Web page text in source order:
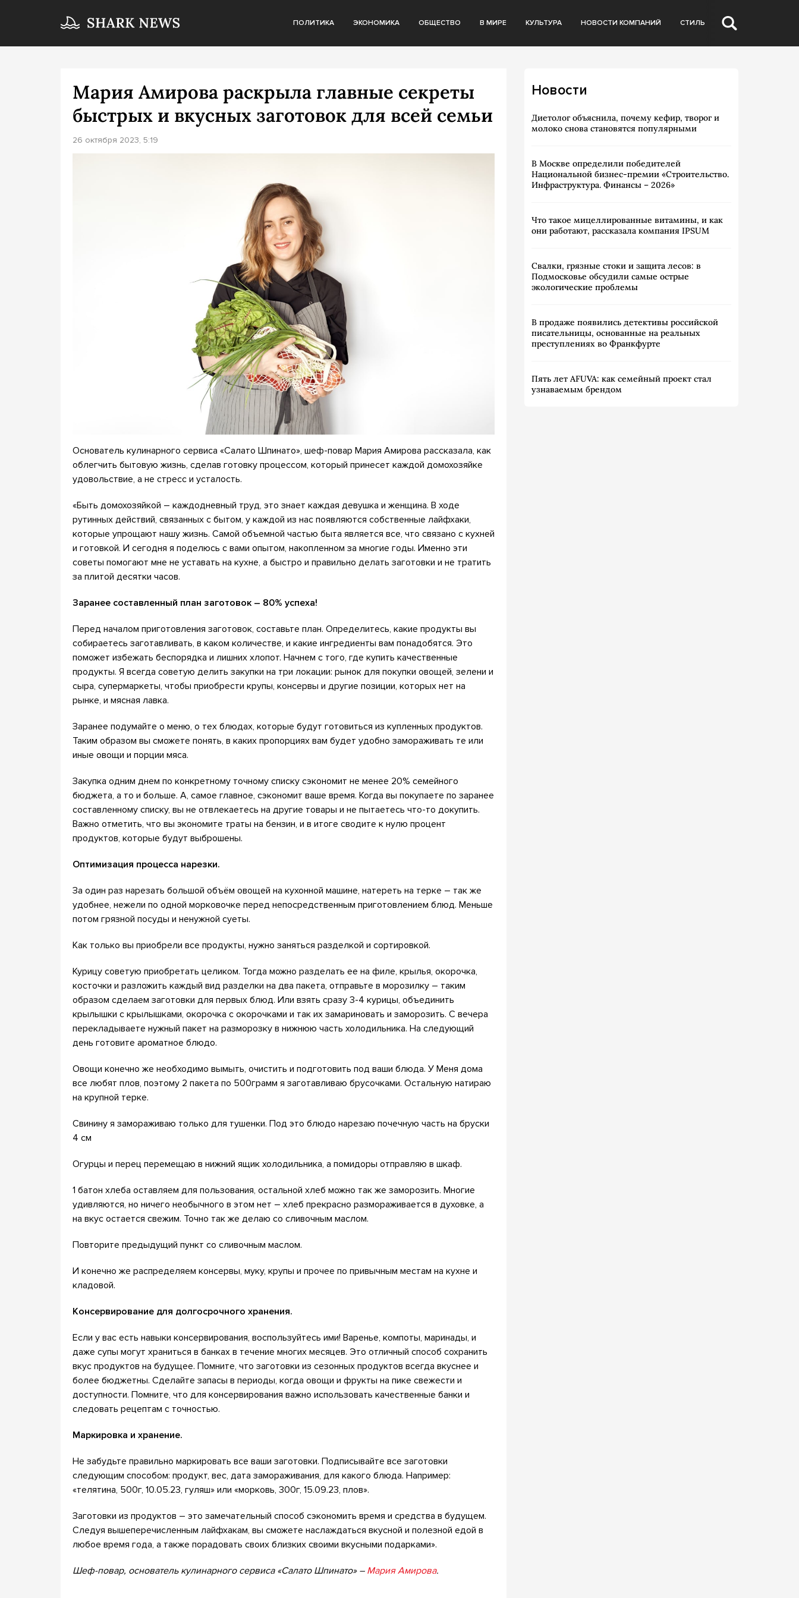
ПОЛИТИКА ЭКОНОМИКА ОБЩЕСТВО В МИРЕ КУЛЬТУРА НОВОСТИ КОМПАНИЙ СТИЛЬ
Мария Амирова раскрыла главные секреты
быстрых и вкусных заготовок для всей семьи
26 октября 2023, 5:19
Основатель кулинарного сервиса «Салато Шпинато», шеф-повар Мария Амирова рассказала, как
облегчить бытовую жизнь, сделав готовку процессом, который принесет каждой домохозяйке
удовольствие, а не стресс и усталость.
«Быть домохозяйкой – каждодневный труд, это знает каждая девушка и женщина. В ходе
рутинных действий, связанных с бытом, у каждой из нас появляются собственные лайфхаки,
которые упрощают нашу жизнь. Самой объемной частью быта является все, что связано с кухней
и готовкой. И сегодня я поделюсь с вами опытом, накопленном за многие годы. Именно эти
советы помогают мне не уставать на кухне, а быстро и правильно делать заготовки и не тратить
за плитой десятки часов.
Заранее составленный план заготовок – 80% успеха!
Перед началом приготовления заготовок, составьте план. Определитесь, какие продукты вы
собираетесь заготавливать, в каком количестве, и какие ингредиенты вам понадобятся. Это
поможет избежать беспорядка и лишних хлопот. Начнем с того, где купить качественные
продукты. Я всегда советую делить закупки на три локации: рынок для покупки овощей, зелени и
сыра, супермаркеты, чтобы приобрести крупы, консервы и другие позиции, которых нет на
рынке, и мясная лавка.
Заранее подумайте о меню, о тех блюдах, которые будут готовиться из купленных продуктов.
Таким образом вы сможете понять, в каких пропорциях вам будет удобно замораживать те или
иные овощи и порции мяса.
Закупка одним днем по конкретному точному списку сэкономит не менее 20% семейного
бюджета, а то и больше. А, самое главное, сэкономит ваше время. Когда вы покупаете по заранее
составленному списку, вы не отвлекаетесь на другие товары и не пытаетесь что-то докупить.
Важно отметить, что вы экономите траты на бензин, и в итоге сводите к нулю процент
продуктов, которые будут выброшены.
Оптимизация процесса нарезки.
За один раз нарезать большой объём овощей на кухонной машине, натереть на терке – так же
удобнее, нежели по одной морковочке перед непосредственным приготовлением блюд. Меньше
потом грязной посуды и ненужной суеты.
Как только вы приобрели все продукты, нужно заняться разделкой и сортировкой.
Курицу советую приобретать целиком. Тогда можно разделать ее на филе, крылья, окорочка,
косточки и разложить каждый вид разделки на два пакета, отправьте в морозилку – таким
образом сделаем заготовки для первых блюд. Или взять сразу 3-4 курицы, объединить
крылышки с крылышками, окорочка с окорочками и так их замариновать и заморозить. С вечера
перекладываете нужный пакет на разморозку в нижнюю часть холодильника. На следующий
день готовите ароматное блюдо.
Овощи конечно же необходимо вымыть, очистить и подготовить под ваши блюда. У Меня дома
все любят плов, поэтому 2 пакета по 500грамм я заготавливаю брусочками. Остальную натираю
на крупной терке.
Свинину я замораживаю только для тушенки. Под это блюдо нарезаю почечную часть на бруски
4 см
Огурцы и перец перемещаю в нижний ящик холодильника, а помидоры отправляю в шкаф.
1 батон хлеба оставляем для пользования, остальной хлеб можно так же заморозить. Многие
удивляются, но ничего необычного в этом нет – хлеб прекрасно размораживается в духовке, а
на вкус остается свежим. Точно так же делаю со сливочным маслом.
Повторите предыдущий пункт со сливочным маслом.
И конечно же распределяем консервы, муку, крупы и прочее по привычным местам на кухне и
кладовой.
Консервирование для долгосрочного хранения.
Если у вас есть навыки консервирования, воспользуйтесь ими! Варенье, компоты, маринады, и
даже супы могут храниться в банках в течение многих месяцев. Это отличный способ сохранить
вкус продуктов на будущее. Помните, что заготовки из сезонных продуктов всегда вкуснее и
более бюджетны. Сделайте запасы в периоды, когда овощи и фрукты на пике свежести и
доступности. Помните, что для консервирования важно использовать качественные банки и
следовать рецептам с точностью.
Маркировка и хранение.
Не забудьте правильно маркировать все ваши заготовки. Подписывайте все заготовки
следующим способом: продукт, вес, дата замораживания, для какого блюда. Например:
«телятина, 500г, 10.05.23, гуляш» или «морковь, 300г, 15.09.23, плов».
Заготовки из продуктов – это замечательный способ сэкономить время и средства в будущем.
Следуя вышеперечисленным лайфхакам, вы сможете наслаждаться вкусной и полезной едой в
любое время года, а также порадовать своих близких своими вкусными подарками».
Шеф-повар, основатель кулинарного сервиса «Салато Шпинато» – Мария Амирова.
Новости
Диетолог объяснила, почему кефир, творог и
молоко снова становятся популярными
В Москве определили победителей
Национальной бизнес-премии «Строительство.
Инфраструктура. Финансы – 2026»
Что такое мицеллированные витамины, и как
они работают, рассказала компания IPSUM
Свалки, грязные стоки и защита лесов: в
Подмосковье обсудили самые острые
экологические проблемы
В продаже появились детективы российской
писательницы, основанные на реальных
преступлениях во Франкфурте
Пять лет AFUVA: как семейный проект стал
узнаваемым брендом